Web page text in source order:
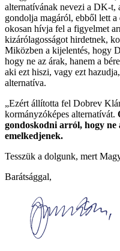
alternatívának nevezi a DK-t,
gondolja magáról, ebből lett
okosan hívja fel a figyelmet
kizárólagosságot hirdetnek,
Miközben a kijelentés, hogy
hogy ne az árak, hanem a
aki ezt hiszi, vagy ezt
alternatíva.
„Ezért állította fel Dobrev
kormányzóképes alternatívát.
gondoskodni arról, hogy ne
emelkedjenek.
Tesszük a dolgunk, mert
Barátsággal,